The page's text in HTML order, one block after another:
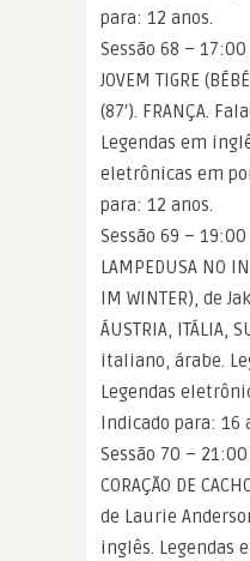
para: 12 anos.
Sessão 68 – 17:00
JOVEM TIGRE
(87′). FRANÇA.
Legendas em
eletrônicas em
para: 12 anos.
Sessão 69 – 19:00
LAMPEDUSA NO
IM WINTER), de
ÁUSTRIA, ITÁLIA,
italiano, árabe.
Legendas
Indicado para: 16
Sessão 70 – 21:00
CORAÇÃO DE
de Laurie
inglês. Legendas